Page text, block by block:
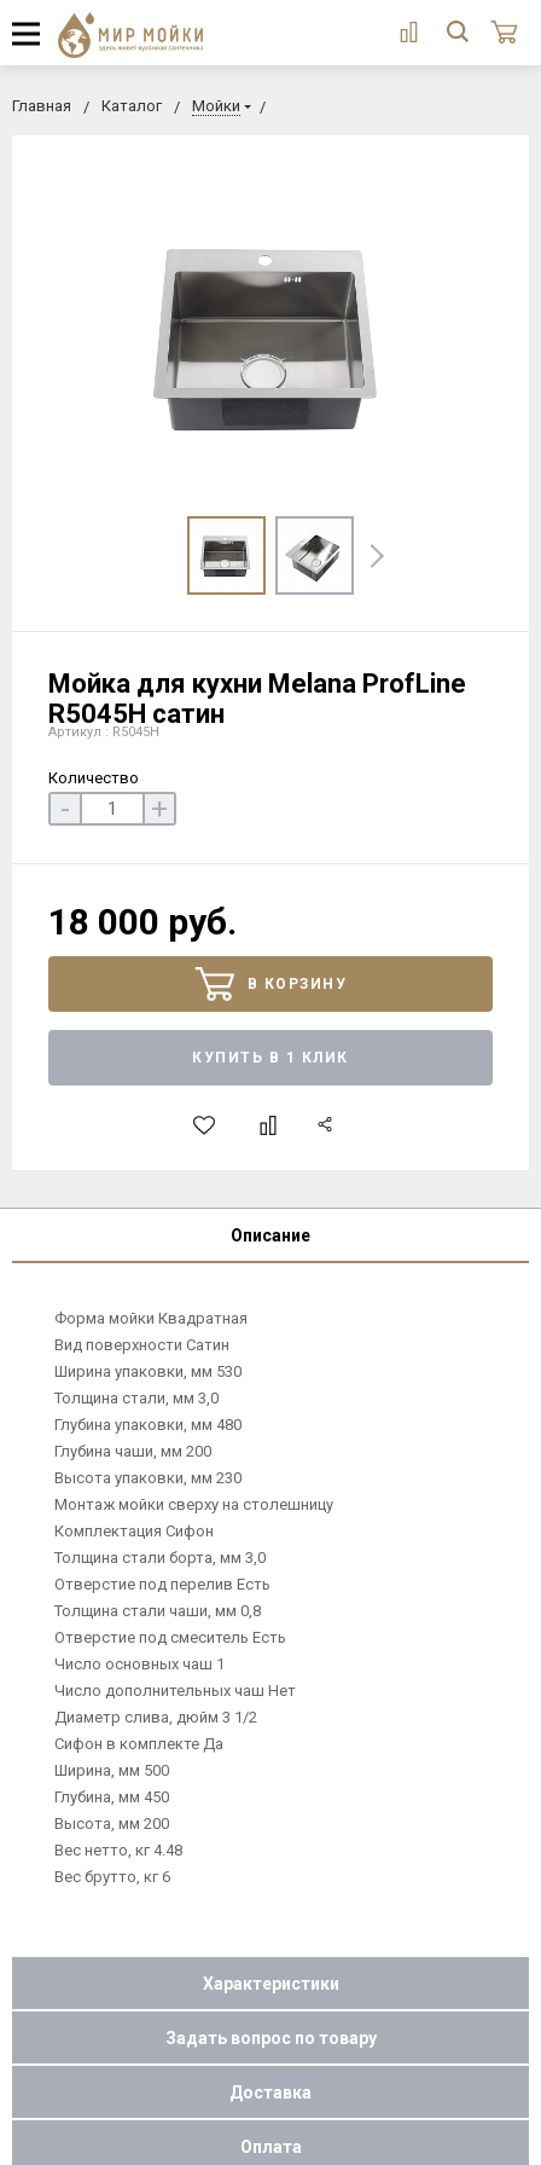
Главная Каталог Мойки
Мойка для кухни Melana ProfLine
R5045H сатин
Артикул : R5045H
Количество
- +
18 000 руб.
В КОРЗИНУ
КУПИТЬ В 1 КЛИК
Описание
Форма мойки Квадратная
Вид поверхности Сатин
Ширина упаковки, мм 530
Толщина стали, мм 3,0
Глубина упаковки, мм 480
Глубина чаши, мм 200
Высота упаковки, мм 230
Монтаж мойки сверху на столешницу
Комплектация Сифон
Толщина стали борта, мм 3,0
Отверстие под перелив Есть
Толщина стали чаши, мм 0,8
Отверстие под смеситель Есть
Число основных чаш 1
Число дополнительных чаш Нет
Диаметр слива, дюйм 3 1/2
Сифон в комплекте Да
Ширина, мм 500
Глубина, мм 450
Высота, мм 200
Вес нетто, кг 4.48
Вес брутто, кг 6
Характеристики
Задать вопрос по товару
Доставка
Оплата